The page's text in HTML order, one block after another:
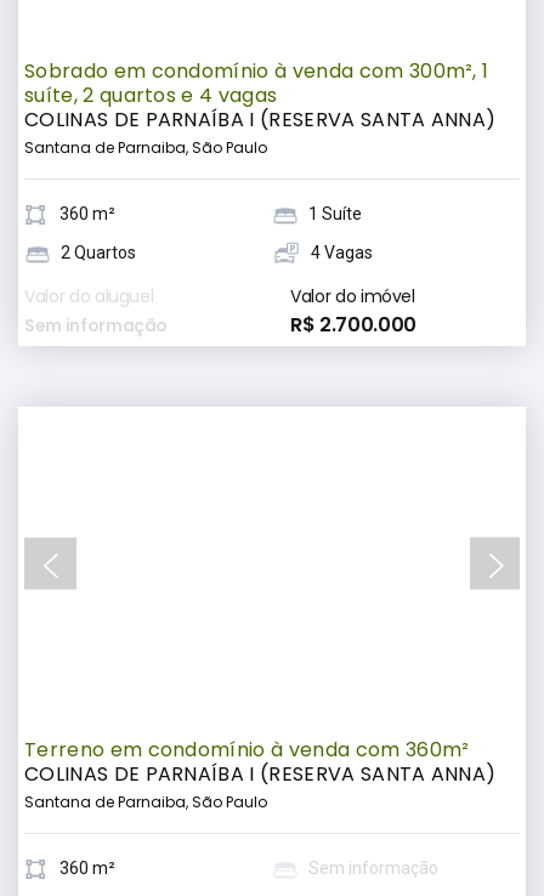
Sobrado em condomínio à venda com 300m², 1
suíte, 2 quartos e 4 vagas
COLINAS DE PARNAÍBA I (RESERVA SANTA ANNA)
Santana de Parnaiba, São Paulo
360 m²
1 Suíte
2 Quartos
4 Vagas
Valor do aluguel
Sem informação
Valor do imóvel
R$ 2.700.000
Terreno em condomínio à venda com 360m²
COLINAS DE PARNAÍBA I (RESERVA SANTA ANNA)
Santana de Parnaiba, São Paulo
360 m²
Sem informação